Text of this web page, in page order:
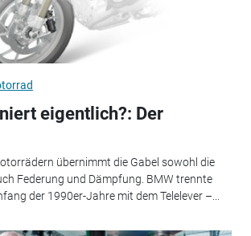
eigentlich?: Der
übernimmt die Gabel sowohl die
Federung und Dämpfung. BMW trennte
der 1990er-Jahre mit dem Telelever –...